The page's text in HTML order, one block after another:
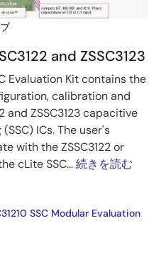
and ZSSC3123
Evaluation Kit contains the
calibration and
and ZSSC3123 capacitive
ICs. The user's
with the ZSSC3122 or
cLite SSC...続きを読む
SSC Modular Evaluation